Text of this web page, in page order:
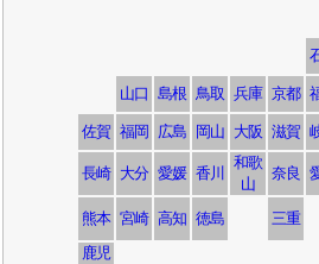
山口 島根 鳥取 兵庫 京都
佐賀 福岡 広島 岡山 大阪 滋賀
長崎 大分 愛媛 香川
和歌
山
奈良
熊本 宮崎 高知 徳島 三重
鹿児